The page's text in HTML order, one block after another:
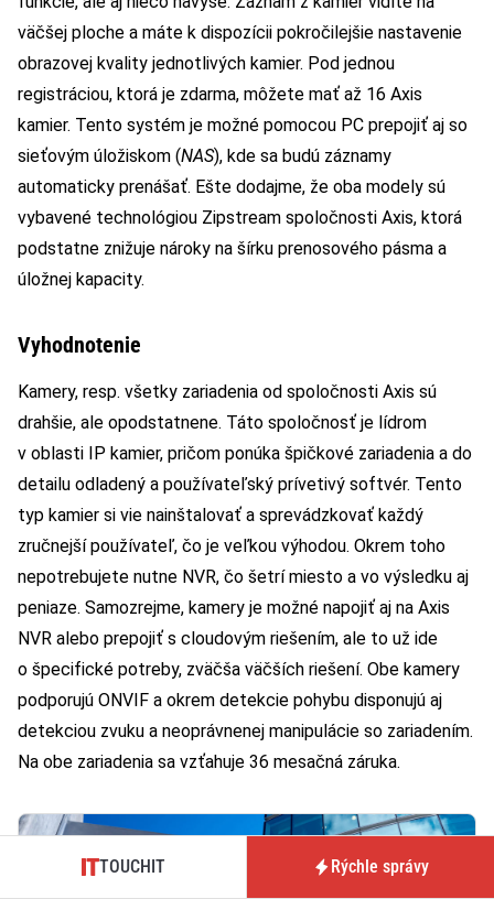
väčšej ploche a máte k dispozícii pokročilejšie nastavenie
obrazovej kvality jednotlivých kamier. Pod jednou
registráciou, ktorá je zdarma, môžete mať až 16 Axis
kamier. Tento systém je možné pomocou PC prepojiť aj so
sieťovým úložiskom (NAS), kde sa budú záznamy
automaticky prenášať. Ešte dodajme, že oba modely sú
vybavené technológiou Zipstream spoločnosti Axis, ktorá
podstatne znižuje nároky na šírku prenosového pásma a
úložnej kapacity.
Vyhodnotenie
Kamery, resp. všetky zariadenia od spoločnosti Axis sú
drahšie, ale opodstatnene. Táto spoločnosť je lídrom
v oblasti IP kamier, pričom ponúka špičkové zariadenia a do
detailu odladený a používateľský prívetivý softvér. Tento
typ kamier si vie nainštalovať a sprevádzkovať každý
zručnejší používateľ, čo je veľkou výhodou. Okrem toho
nepotrebujete nutne NVR, čo šetrí miesto a vo výsledku aj
peniaze. Samozrejme, kamery je možné napojiť aj na Axis
NVR alebo prepojiť s cloudovým riešením, ale to už ide
o špecifické potreby, zväčša väčších riešení. Obe kamery
podporujú ONVIF a okrem detekcie pohybu disponujú aj
detekciou zvuku a neoprávnenej manipulácie so zariadením.
Na obe zariadenia sa vzťahuje 36 mesačná záruka.
TOUCHIT Rýchle správy